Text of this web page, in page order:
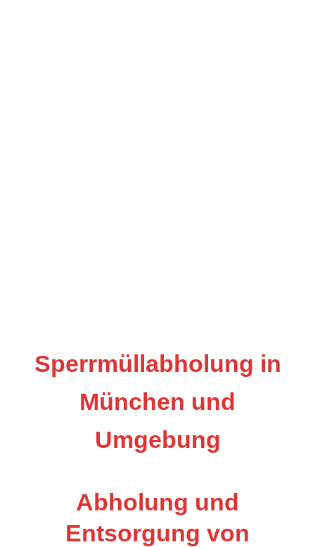
Sperrmüllabholung in
München und
Umgebung
Abholung und
Entsorgung von